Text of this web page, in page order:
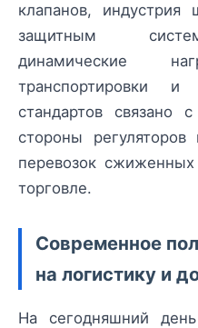
клапанов,
защитным
динамические
транспортировки
стандартов связано
стороны
перевозок
торговле.
Современное
на логистику и
На сегодняшний